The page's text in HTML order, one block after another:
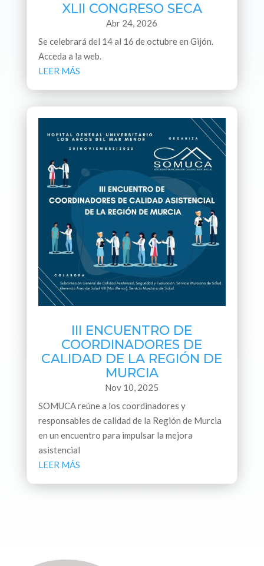
XLII CONGRESO SECA
Abr 24, 2026
Se celebrará del 14 al 16 de octubre en Gijón.
Acceda a la web.
LEER MÁS
III ENCUENTRO DE
COORDINADORES DE
CALIDAD DE LA REGIÓN DE
MURCIA
Nov 10, 2025
SOMUCA reúne a los coordinadores y
responsables de calidad de la Región de Murcia
en un encuentro para impulsar la mejora
asistencial
LEER MÁS